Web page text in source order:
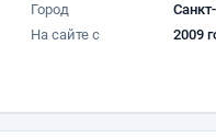
Город
На сайте с
2009